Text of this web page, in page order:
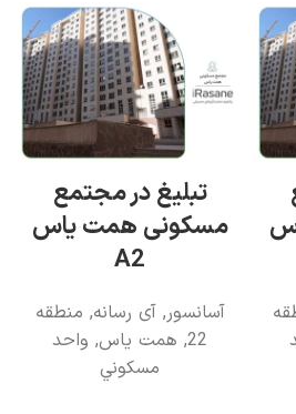
تبلیغ در مجتمع
مسکونی همت یاس
A2
آسانسور,آی رسانه, منطقه
22
, همت یاس, واحد
مسکوني